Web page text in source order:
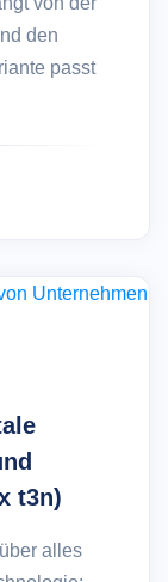
den
passt
t3n)
alles